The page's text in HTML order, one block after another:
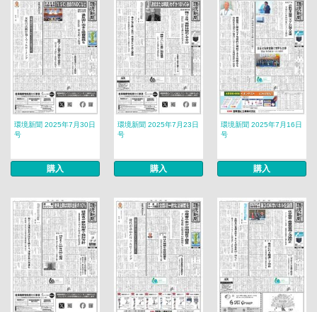
環境新聞 2025年7月30日
号
購入
環境新聞 2025年7月23日
号
購入
環境新聞 2025年7月16日
号
購入